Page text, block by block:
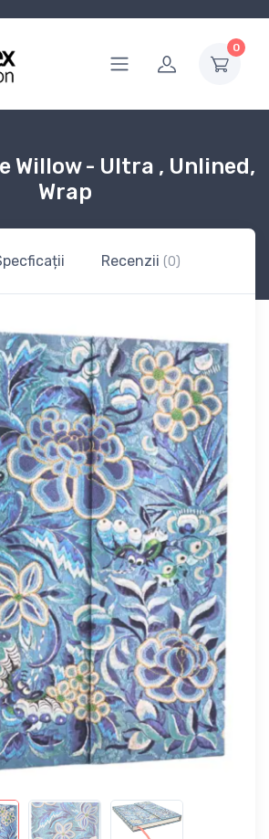
0
Willow - Ultra , Unlined,
Wrap
Recenzii (0)